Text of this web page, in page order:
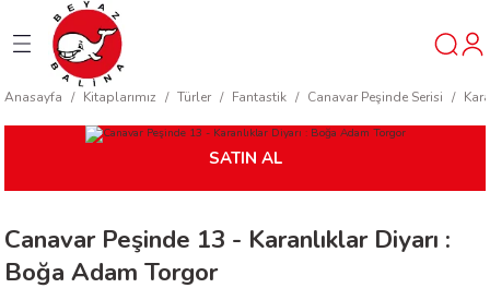
Anasayfa Kitaplarımız Türler Fantastik Canavar Peşinde Serisi
SATIN AL
Canavar Peşinde 13 - Karanlıklar Diyarı :
Boğa Adam Torgor